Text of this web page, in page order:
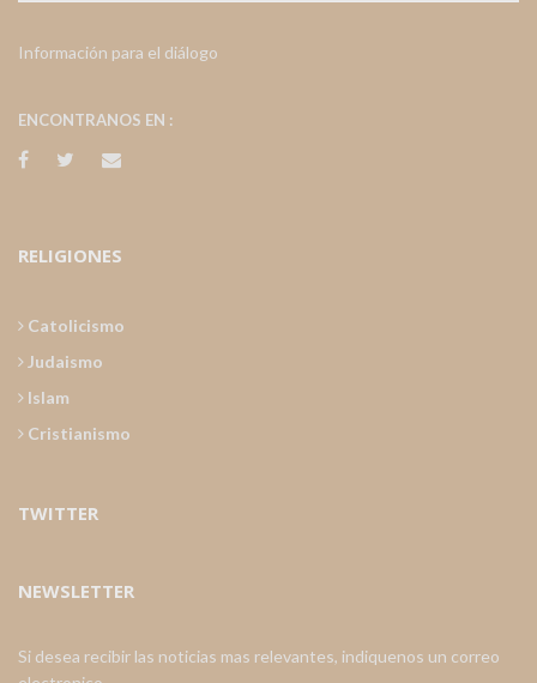
Información para el diálogo
ENCONTRANOS EN :
RELIGIONES
Catolicismo
Judaismo
Islam
Cristianismo
TWITTER
NEWSLETTER
Si desea recibir las noticias mas relevantes, indiquenos un correo